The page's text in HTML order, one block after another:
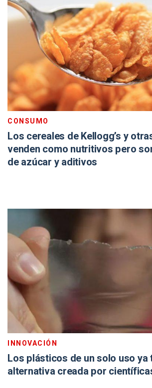
CONSUMO
Los cereales de Kellogg’s y
venden como nutritivos pero
de azúcar y aditivos
INNOVACIÓN
Los plásticos de un solo uso ya
alternativa creada por